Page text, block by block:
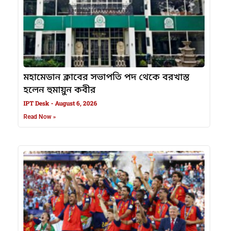
মহামেডান ক্লাবের সভাপতি পদ থেকে বরখাস্ত
হলেন হুমায়ুন কবীর
IPT Desk August 6, 2026
Read Now »